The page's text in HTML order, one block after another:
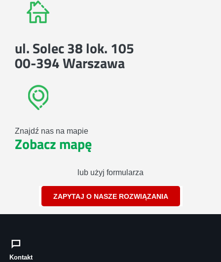
ul. Solec 38 lok. 105
00-394 Warszawa
Znajdź nas na mapie
Zobacz mapę
lub użyj formularza
ZAPYTAJ O NASZE ROZWIĄZANIA
Kontakt